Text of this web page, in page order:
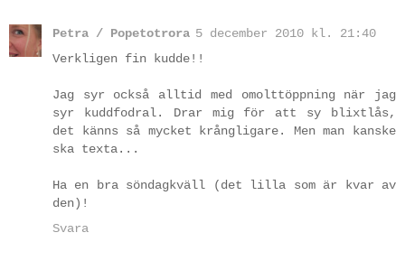
Petra / Popetotrora 5 december 2010 kl. 21:40
Verkligen fin kudde!!
Jag syr också alltid med omolttöppning när jag
syr kuddfodral. Drar mig för att sy blixtlås,
det känns så mycket krångligare. Men man kanske
ska texta...
Ha en bra söndagkväll (det lilla som är kvar av
den)!
Svara